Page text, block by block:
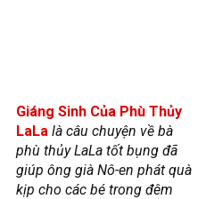
Giáng Sinh Của Phù Thủy
LaLa là câu chuyện về bà
phù thủy LaLa tốt bụng đã
giúp ông già Nô-en phát quà
kịp cho các bé trong đêm